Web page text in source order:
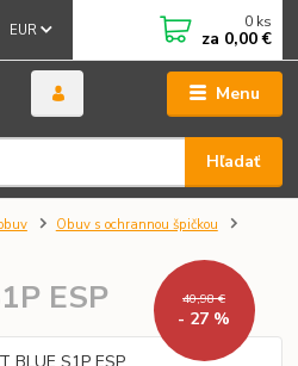
Menu
EUR
Hľadať
0 ks
za 0,00 €
Obuv s ochrannou špičkou
ESP 40,98 €
- 27 %